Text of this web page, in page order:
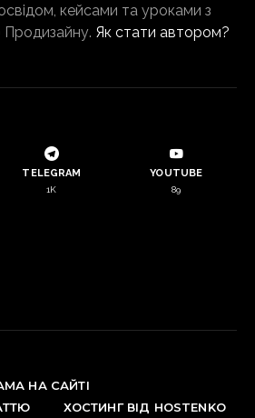
кейсами та уроками з
Продизайну. Як стати автором?
TELEGRAM
1K
YOUTUBE
89
НА САЙТІ
ХОСТИНГ ВІД HOSTENKO